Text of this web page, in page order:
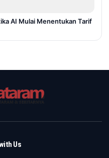
AI Mulai Menentukan Tarif
Us